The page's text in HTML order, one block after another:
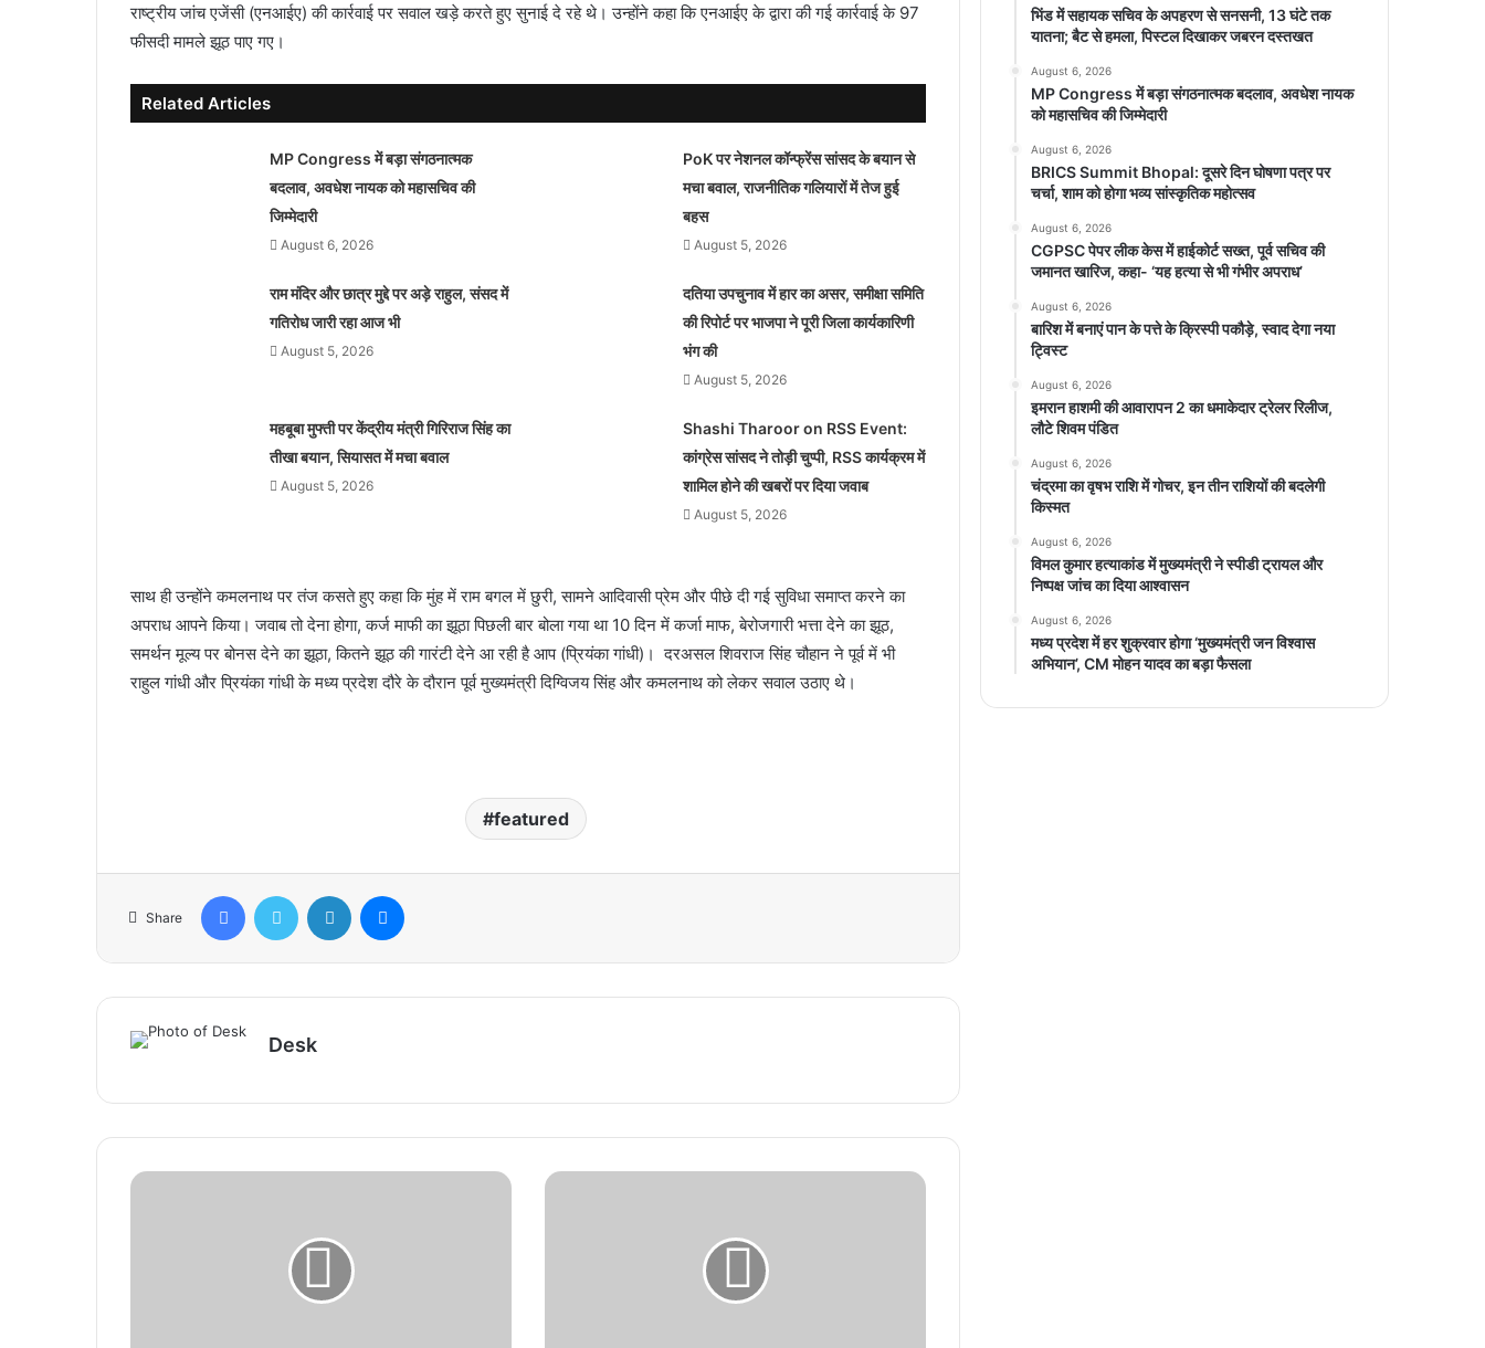
राष्ट्रीय जांच एजेंसी (एनआईए) की कार्रवाई पर सवाल खड़े करते हुए सुनाई दे रहे थे। उन्होंने कहा कि एनआईए के द्वारा की गई कार्रवाई के 97
फीसदी मामले झूठ पाए गए।
Related Articles
MP Congress में बड़ा संगठनात्मक
बदलाव, अवधेश नायक को महासचिव की
जिम्मेदारी
August 6, 2026
PoK पर नेशनल कॉन्फ्रेंस सांसद के बयान से
मचा बवाल, राजनीतिक गलियारों में तेज हुई
बहस
August 5, 2026
राम मंदिर और छात्र मुद्दे पर अड़े राहुल, संसद में
गतिरोध जारी रहा आज भी
August 5, 2026
दतिया उपचुनाव में हार का असर, समीक्षा समिति
की रिपोर्ट पर भाजपा ने पूरी जिला कार्यकारिणी
भंग की
August 5, 2026
महबूबा मुफ्ती पर केंद्रीय मंत्री गिरिराज सिंह का
तीखा बयान, सियासत में मचा बवाल
August 5, 2026
Shashi Tharoor on RSS Event:
कांग्रेस सांसद ने तोड़ी चुप्पी, RSS कार्यक्रम में
शामिल होने की खबरों पर दिया जवाब
August 5, 2026
साथ ही उन्होंने कमलनाथ पर तंज कसते हुए कहा कि मुंह में राम बगल में छुरी, सामने आदिवासी प्रेम और पीछे दी गई सुविधा समाप्त करने का
अपराध आपने किया। जवाब तो देना होगा, कर्ज माफी का झूठा पिछली बार बोला गया था 10 दिन में कर्जा माफ, बेरोजगारी भत्ता देने का झूठ,
समर्थन मूल्य पर बोनस देने का झूठा, कितने झूठ की गारंटी देने आ रही है आप (प्रियंका गांधी)। दरअसल शिवराज सिंह चौहान ने पूर्व में भी
राहुल गांधी और प्रियंका गांधी के मध्य प्रदेश दौरे के दौरान पूर्व मुख्यमंत्री दिग्विजय सिंह और कमलनाथ को लेकर सवाल उठाए थे।
featured
Share
Desk
भिंड में सहायक सचिव के अपहरण से सनसनी, 13 घंटे तक
यातना; बैट से हमला, पिस्टल दिखाकर जबरन दस्तखत
August 6, 2026
MP Congress में बड़ा संगठनात्मक बदलाव, अवधेश नायक
को महासचिव की जिम्मेदारी
August 6, 2026
BRICS Summit Bhopal: दूसरे दिन घोषणा पत्र पर
चर्चा, शाम को होगा भव्य सांस्कृतिक महोत्सव
August 6, 2026
CGPSC पेपर लीक केस में हाईकोर्ट सख्त, पूर्व सचिव की
जमानत खारिज, कहा- ‘यह हत्या से भी गंभीर अपराध’
August 6, 2026
बारिश में बनाएं पान के पत्ते के क्रिस्पी पकौड़े, स्वाद देगा नया
ट्विस्ट
August 6, 2026
इमरान हाशमी की आवारापन 2 का धमाकेदार ट्रेलर रिलीज,
लौटे शिवम पंडित
August 6, 2026
चंद्रमा का वृषभ राशि में गोचर, इन तीन राशियों की बदलेगी
किस्मत
August 6, 2026
विमल कुमार हत्याकांड में मुख्यमंत्री ने स्पीडी ट्रायल और
निष्पक्ष जांच का दिया आश्वासन
August 6, 2026
मध्य प्रदेश में हर शुक्रवार होगा ‘मुख्यमंत्री जन विश्वास
अभियान’, CM मोहन यादव का बड़ा फैसला